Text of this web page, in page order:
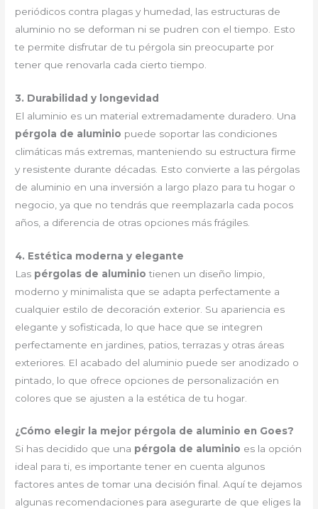
periódicos contra plagas y humedad, las estructuras de
aluminio no se deforman ni se pudren con el tiempo. Esto
te permite disfrutar de tu pérgola sin preocuparte por
tener que renovarla cada cierto tiempo.
3. Durabilidad y longevidad
El aluminio es un material extremadamente duradero. Una
pérgola de aluminio puede soportar las condiciones
climáticas más extremas, manteniendo su estructura firme
y resistente durante décadas. Esto convierte a las pérgolas
de aluminio en una inversión a largo plazo para tu hogar o
negocio, ya que no tendrás que reemplazarla cada pocos
años, a diferencia de otras opciones más frágiles.
4. Estética moderna y elegante
Las pérgolas de aluminio tienen un diseño limpio,
moderno y minimalista que se adapta perfectamente a
cualquier estilo de decoración exterior. Su apariencia es
elegante y sofisticada, lo que hace que se integren
perfectamente en jardines, patios, terrazas y otras áreas
exteriores. El acabado del aluminio puede ser anodizado o
pintado, lo que ofrece opciones de personalización en
colores que se ajusten a la estética de tu hogar.
¿Cómo elegir la mejor pérgola de aluminio en Goes?
Si has decidido que una pérgola de aluminio es la opción
ideal para ti, es importante tener en cuenta algunos
factores antes de tomar una decisión final. Aquí te dejamos
algunas recomendaciones para asegurarte de que eliges la